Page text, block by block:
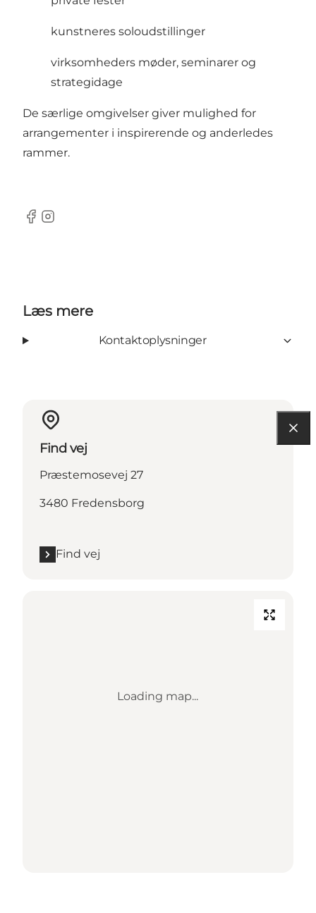
kunstneres soloudstillinger
virksomheders møder, seminarer og
strategidage
De særlige omgivelser giver mulighed for
arrangementer i inspirerende og anderledes
rammer.
Facebook
Instagram
Læs mere
Kontaktoplysninger
Find vej
Præstemosevej 27
3480 Fredensborg
Find vej
Loading map...